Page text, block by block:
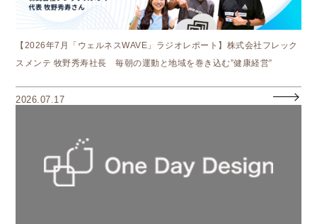
【2026年7月「ウェルネスWAVE」ラジオレポート】株式会社フレック
スメンテ 牧野秀寿社長 毎朝の運動と地域を巻き込む”健康経営”
2026.07.17